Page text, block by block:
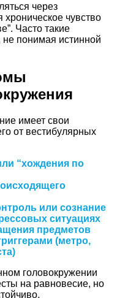
через
чувство
Часто такие
понимая истинной
имеет свои
от вестибулярных
“хождения по
или сознание
ситуациях
предметов
(метро,
головокружении
на равновесие, но